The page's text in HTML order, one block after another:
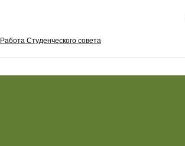
Работа Студенческого совета